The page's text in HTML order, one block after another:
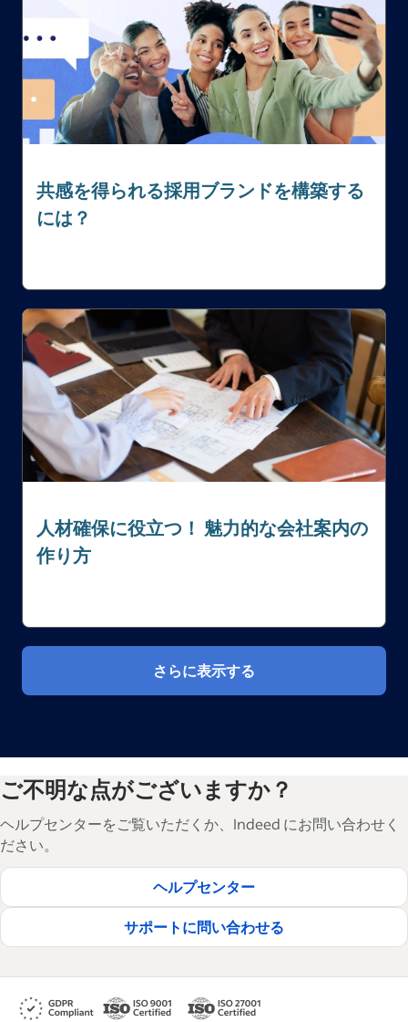
共感を得られる採用ブランドを構築する
には？
人材確保に役立つ！ 魅力的な会社案内の
作り方
さらに表示する
ご不明な点がございますか？
ヘルプセンターをご覧いただくか、Indeed にお問い合わせく
ださい。
ヘルプセンター
サポートに問い合わせる